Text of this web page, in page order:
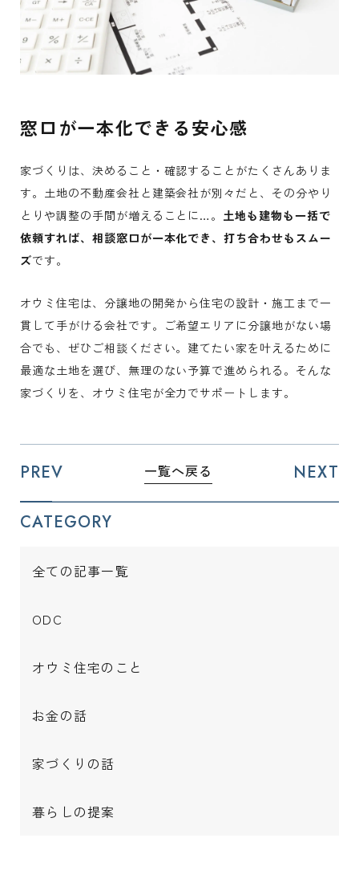
窓口が一本化できる安心感
家づくりは、決めること・確認することがたくさんありま
す。土地の不動産会社と建築会社が別々だと、その分やり
とりや調整の手間が増えることに…。 土地も建物も一括で
依頼すれば、相談窓口が一本化でき、打ち合わせもスムー
ズです。
オウミ住宅は、分譲地の開発から住宅の設計・施工まで一
貫して手がける会社です。ご希望エリアに分譲地がない場
合でも、ぜひご相談ください。建てたい家を叶えるために
最適な土地を選び、無理のない予算で進められる。そんな
家づくりを、オウミ住宅が全力でサポートします。
PREV 一覧へ戻る NEXT
CATEGORY
全ての記事一覧
ODC
オウミ住宅のこと
お金の話
家づくりの話
暮らしの提案